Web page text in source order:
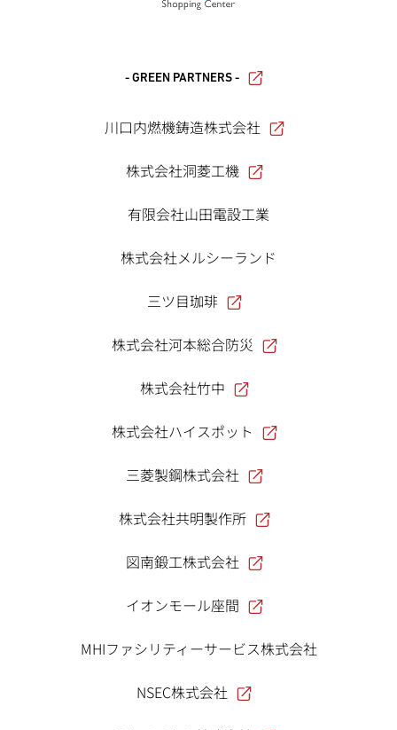
- GREEN PARTNERS -
川口内燃機鋳造株式会社
株式会社洞菱工機
有限会社山田電設工業
株式会社メルシーランド
三ツ目珈琲
株式会社河本総合防災
株式会社竹中
株式会社ハイスポット
三菱製鋼株式会社
株式会社共明製作所
図南鍛工株式会社
イオンモール座間
MHIファシリティーサービス株式会社
NSEC株式会社